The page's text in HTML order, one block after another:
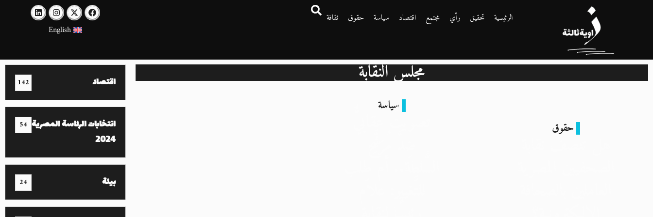
الرئيسية تحقيق رأي مجتمع اقتصاد سياسة حقوق
ثقافة
English
مجلس النقابة
حقوق
سياسة
اقتصاد 142
انتخابات الرئاسة المصرية
2024
54
بيئة 24